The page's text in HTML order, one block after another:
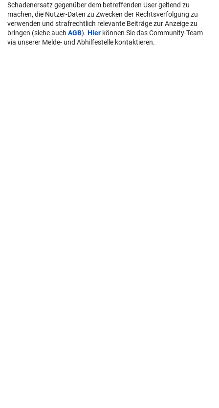
Schadenersatz gegenüber dem betreffenden User geltend zu
machen, die Nutzer-Daten zu Zwecken der Rechtsverfolgung zu
verwenden und strafrechtlich relevante Beiträge zur Anzeige zu
bringen (siehe auch AGB). Hier können Sie das Community-Team
via unserer Melde- und Abhilfestelle kontaktieren.